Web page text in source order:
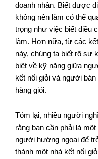
doanh nhân. Biết được
không nên làm có thể
trọng như việc biết điều
làm. Hơn nữa, từ các
này, chúng ta biết rõ sự
biệt về kỹ năng giữa
kết nối giỏi và người bán
hàng giỏi.
Tóm lại, nhiều người
rằng bạn cần phải là một
người hướng ngoại để
thành một nhà kết nối